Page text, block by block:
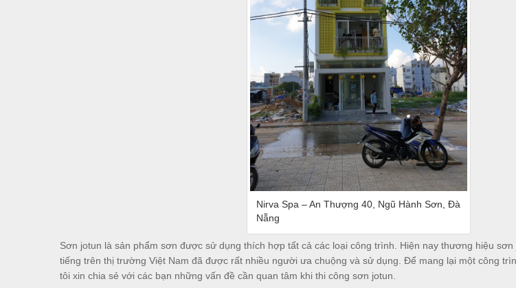
Nirva Spa – An Thượng 40, Ngũ Hành Sơn, Đà
Nẵng
Sơn jotun là sản phẩm sơn được sử dụng thích hợp tất cả các loại công trình. Hiện nay thương hiệu
tiếng trên thị trường Việt Nam đã được rất nhiều người ưa chuộng và sử dụng. Để mang lại một công
tôi xin chia sẻ với các bạn những vấn đề cần quan tâm khi thi công sơn jotun.